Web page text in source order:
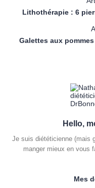
Lithothérapie : 6
Galettes aux
Hello,
Je suis diététicienne (mais
manger mieux en vous
Mes